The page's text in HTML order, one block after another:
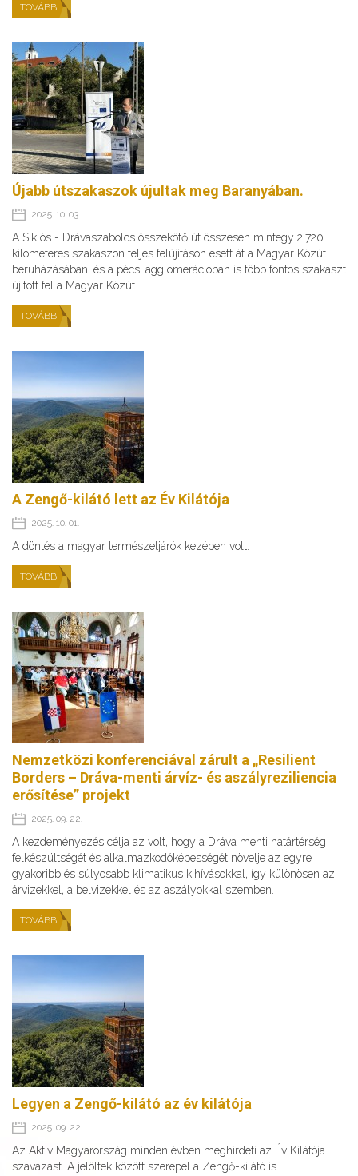
TOVÁBB
Újabb útszakaszok újultak meg Baranyában.
2025. 10. 03.
A Siklós - Drávaszabolcs összekötő út összesen mintegy 2,720
kilométeres szakaszon teljes felújításon esett át a Magyar Közút
beruházásában, és a pécsi agglomerációban is több fontos szakaszt
újított fel a Magyar Közút.
TOVÁBB
A Zengő-kilátó lett az Év Kilátója
2025. 10. 01.
A döntés a magyar természetjárók kezében volt.
TOVÁBB
Nemzetközi konferenciával zárult a „Resilient
Borders – Dráva-menti árvíz- és aszályreziliencia
erősítése” projekt
2025. 09. 22.
A kezdeményezés célja az volt, hogy a Dráva menti határtérség
felkészültségét és alkalmazkodóképességét növelje az egyre
gyakoribb és súlyosabb klimatikus kihívásokkal, így különösen az
árvizekkel, a belvizekkel és az aszályokkal szemben.
TOVÁBB
Legyen a Zengő-kilátó az év kilátója
2025. 09. 22.
Az Aktív Magyarország minden évben meghirdeti az Év Kilátója
szavazást. A jelöltek között szerepel a Zengő-kilátó is.